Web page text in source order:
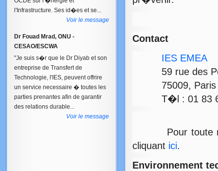
l'Infrastructure. Ses id�es et se...
Voir le message
Dr Fouad Mrad, ONU -
CESAO/ESCWA
"Je suis s�r que le Dr Diyab et son
entreprise de Transfert de
Technologie, l'IES, peuvent offrire
un service necessaire � toutes les
parties prenantes afin de garantir
des relations durable...
Voir le message
Contact
IES EMEA
59 rue des
75009, Paris
T�l : 01 83
Pour toute
cliquant ici.
Environnement